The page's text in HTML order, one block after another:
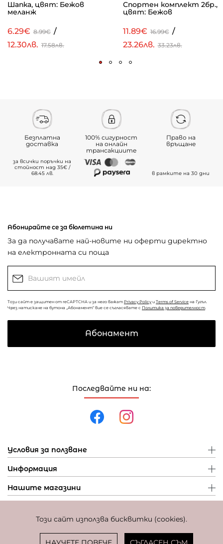
Този сайт използва бисквитки (cookies).
Шапка, цвят: Бежов
меланж
6.29€ 8.99€ /
12.30лв. 17.58лв.
Спортен комплект 2бр.,
цвят: Бежов
11.89€ 16.99€ /
23.26лв. 33.23лв.
Безплатна
доставка
за всички поръчки на
стойност над 35€ /
68.45 лв.
100% сигурност
на онлайн
трансакциите
Право на
връщане
в рамките на 30 дни
Последвайте ни на:
Условия за ползване
Информация
Нашите магазини
Абонирайте се за бюлетина ни
За да получавате най-новите ни оферти директно
на електронната си поща
Този сайт е защитен от reCAPTCHA и за него важат Privacy Policy и Terms of Service на Гугъл.
Чрез натискане на бутона „Абонамент“ вие се съгласявате с Политика за поверителност
Абонамент
Фиксиран курс за превалутиране: 1 EUR = 1,95583 BGN